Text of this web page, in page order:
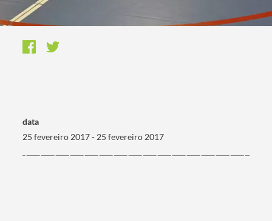
data
25 fevereiro 2017 - 25 fevereiro 2017